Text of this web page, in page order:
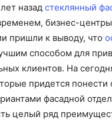
назад стеклянный
бизнес-
пришли к выводу, что
способом для
клиентов. На
придется
фасадной
целый ряд